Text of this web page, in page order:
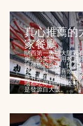
真心推薦的
家餐廳
關西第一大城大阪素
房」的美譽，用餐選
從傳統的高級「懷石
錦燒」和「壽喜燒」
應有盡有。值得一提
地都吃得到的日本料
是發源自大阪。...